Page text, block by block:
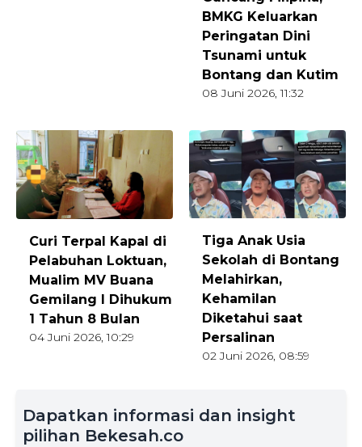
BMKG Keluarkan
Peringatan Dini
Tsunami untuk
Bontang dan Kutim
08 Juni 2026, 11:32
Curi Terpal Kapal di
Pelabuhan Loktuan,
Mualim MV Buana
Gemilang I Dihukum
1 Tahun 8 Bulan
04 Juni 2026, 10:29
Tiga Anak Usia
Sekolah di Bontang
Melahirkan,
Kehamilan
Diketahui saat
Persalinan
02 Juni 2026, 08:59
Dapatkan informasi dan insight
pilihan Bekesah.co